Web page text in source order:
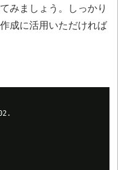
みましょう。しっかり
成に活用いただければ